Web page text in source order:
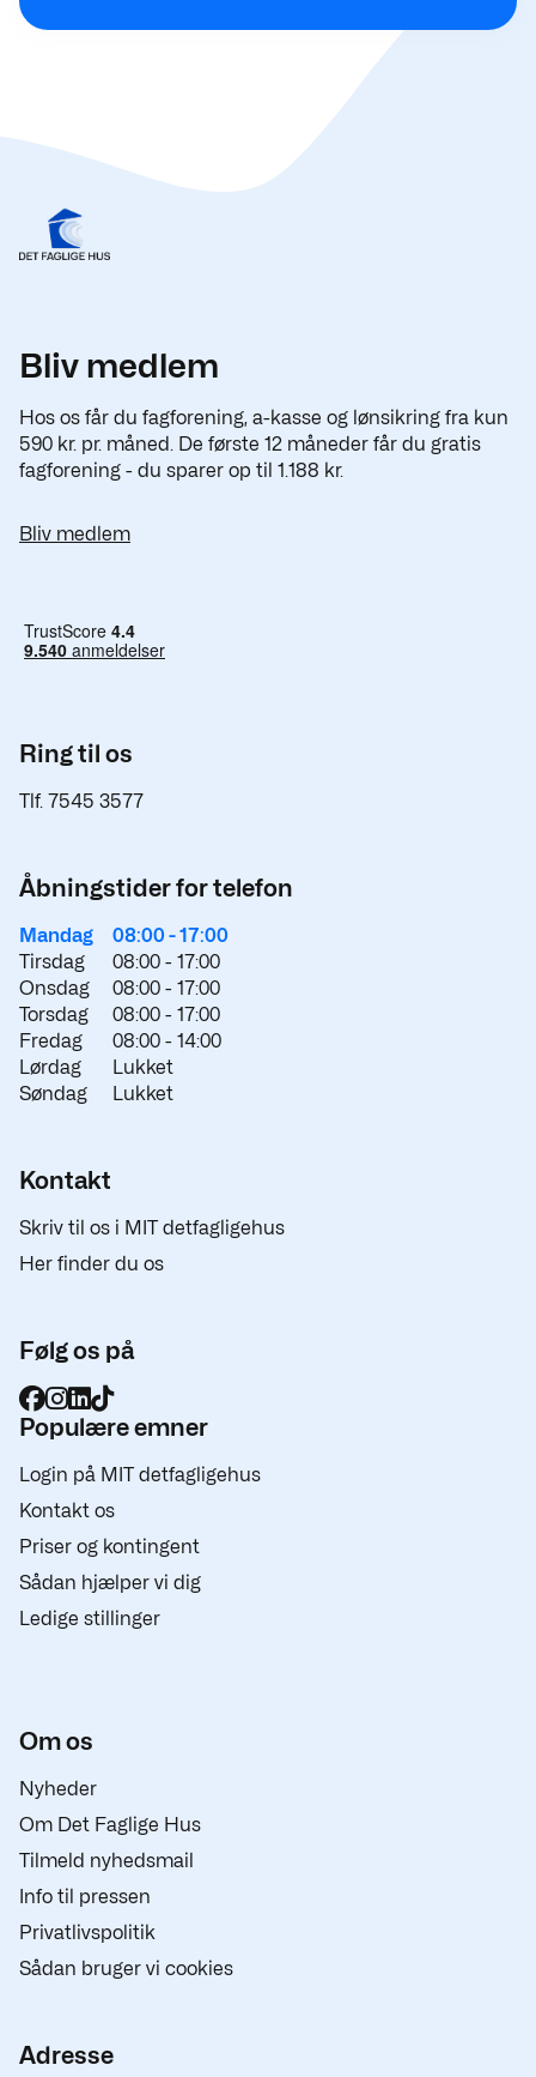
Bliv medlem
Hos os får du fagforening, a-kasse og lønsikring fra kun
590 kr. pr. måned. De første 12 måneder får du gratis
fagforening - du sparer op til 1.188 kr.
Bliv medlem
Ring til os
Tlf. 7545 3577
Åbningstider for telefon
Mandag 08:00 -17:00
Tirsdag
08:00 - 17:00
Onsdag
08:00 - 17:00
Torsdag
08:00 - 17:00
Fredag
08:00 - 14:00
Lørdag
Lukket
Søndag
Lukket
Kontakt
Skriv til os i MIT detfagligehus
Her finder du os
Følg os på
Populære emner
Login på MIT detfagligehus
Kontakt os
Priser og kontingent
Sådan hjælper vi dig
Ledige stillinger
Om os
Nyheder
Om Det Faglige Hus
Tilmeld nyhedsmail
Info til pressen
Privatlivspolitik
Sådan bruger vi cookies
Adresse